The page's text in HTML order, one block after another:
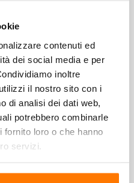
contenuti ed
dei social media e per
inoltre
il nostro sito con i
di analisi dei dati web,
potrebbero combinarle
loro o che hanno
servizi.